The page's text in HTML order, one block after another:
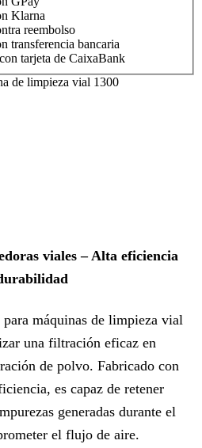
de limpieza vial 1300
viales – Alta eficiencia
máquinas de limpieza vial
una filtración eficaz en
de polvo. Fabricado con
es capaz de retener
generadas durante el
el flujo de aire.